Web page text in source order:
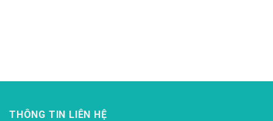
THÔNG TIN LIÊN HỆ